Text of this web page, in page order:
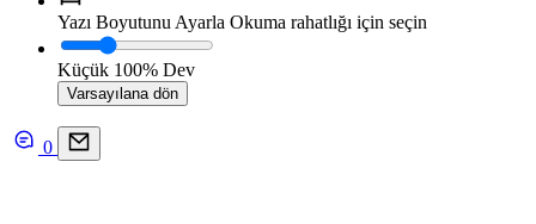
Yazı Boyutunu Ayarla Okuma rahatlığı için seçin
Küçük 100% Dev
Varsayılana dön
0